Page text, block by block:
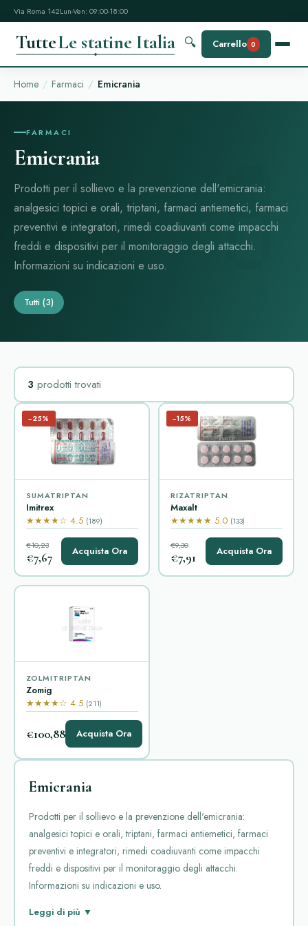
Via Roma 142Lun-Ven: 09:00-18:00
TutteLe statine Italia 🔍 Carrello 0
Home Farmaci Emicrania
FARMACI
Emicrania
Prodotti per il sollievo e la prevenzione dell'emicrania:
analgesici topici e orali, triptani, farmaci antiemetici, farmaci
preventivi e integratori, rimedi coadiuvanti come impacchi
freddi e dispositivi per il monitoraggio degli attacchi.
Informazioni su indicazioni e uso.
Tutti (3)
3 prodotti trovati
−25%
SUMATRIPTAN
Imitrex
★★★★☆ 4.5 (189)
€10,23
€7,67 Acquista Ora
−15%
RIZATRIPTAN
Maxalt
★★★★★ 5.0 (133)
€9,30
€7,91 Acquista Ora
ZOLMITRIPTAN
Zomig
★★★★☆ 4.5 (211)
€100,88 Acquista Ora
Emicrania
Prodotti per il sollievo e la prevenzione dell'emicrania:
analgesici topici e orali, triptani, farmaci antiemetici, farmaci
preventivi e integratori, rimedi coadiuvanti come impacchi
freddi e dispositivi per il monitoraggio degli attacchi.
Informazioni su indicazioni e uso.
La voce "Emicrania" raccoglie farmaci destinati al trattamento
Leggi di più ▼